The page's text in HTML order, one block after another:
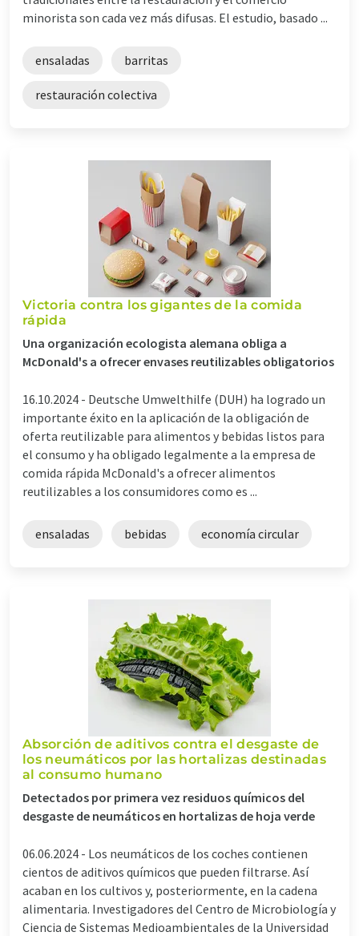
minorista son cada vez más difusas. El estudio, basado ...
ensaladas barritas
restauración colectiva
Victoria contra los gigantes de la comida
rápida
Una organización ecologista alemana obliga a
McDonald's a ofrecer envases reutilizables obligatorios
16.10.2024 - Deutsche Umwelthilfe (DUH) ha logrado un
importante éxito en la aplicación de la obligación de
oferta reutilizable para alimentos y bebidas listos para
el consumo y ha obligado legalmente a la empresa de
comida rápida McDonald's a ofrecer alimentos
reutilizables a los consumidores como es ...
ensaladas bebidas economía circular
Absorción de aditivos contra el desgaste de
los neumáticos por las hortalizas destinadas
al consumo humano
Detectados por primera vez residuos químicos del
desgaste de neumáticos en hortalizas de hoja verde
06.06.2024 - Los neumáticos de los coches contienen
cientos de aditivos químicos que pueden filtrarse. Así
acaban en los cultivos y, posteriormente, en la cadena
alimentaria. Investigadores del Centro de Microbiología y
Ciencia de Sistemas Medioambientales de la Universidad